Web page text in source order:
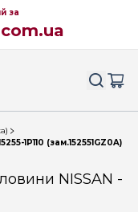
за
1P110 (зам.152551GZ0A)
NISSAN -